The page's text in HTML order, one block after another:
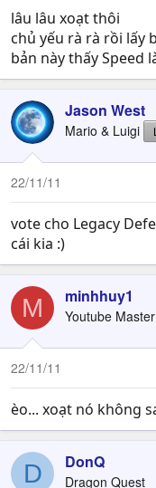
lâu lâu xoạt thôi
chủ yếu rà rà rồi lấy
bản này thấy Speed
Jason West
Mario & Luigi
22/11/11
vote cho Legacy
cái kia :)
M minhhuy1
Youtube
22/11/11
èo... xoạt nó không
D DonQ
Dragon Quest